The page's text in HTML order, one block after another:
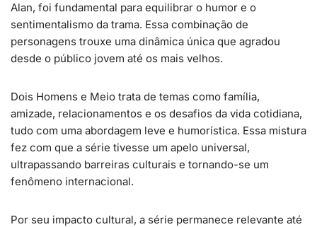
Alan, foi fundamental para equilibrar o humor e o
sentimentalismo da trama. Essa combinação de
personagens trouxe uma dinâmica única que agradou
desde o público jovem até os mais velhos.
Dois Homens e Meio trata de temas como família,
amizade, relacionamentos e os desafios da vida cotidiana,
tudo com uma abordagem leve e humorística. Essa mistura
fez com que a série tivesse um apelo universal,
ultrapassando barreiras culturais e tornando-se um
fenômeno internacional.
Por seu impacto cultural, a série permanece relevante até